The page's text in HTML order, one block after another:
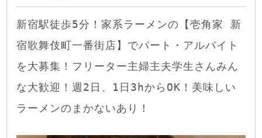
新宿駅徒歩5分！家系ラーメンの【壱角家 新
宿歌舞伎町一番街店】でパート・アルバイト
を大募集！フリーター主婦主夫学生さんみん
な大歓迎！週2日、1日3hからOK！美味しい
ラーメンのまかないあり！